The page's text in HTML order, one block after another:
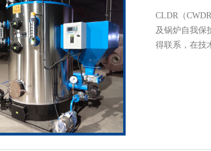
CLDR（
及锅炉自我保
得联系，在技